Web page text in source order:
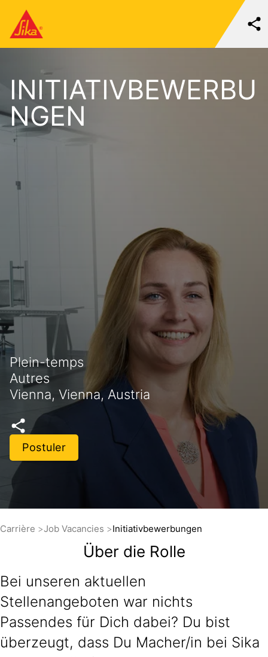
INITIATIVBEWERBU
NGEN
Plein-temps
Autres
Vienna, Vienna, Austria
Postuler
Carrière Job Vacancies Initiativbewerbungen
Über die Rolle
Bei unseren aktuellen
Stellenangeboten war nichts
Passendes für Dich dabei? Du bist
überzeugt, dass Du Macher/in bei Sika